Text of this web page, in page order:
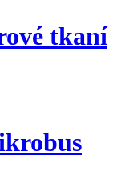
tkaní